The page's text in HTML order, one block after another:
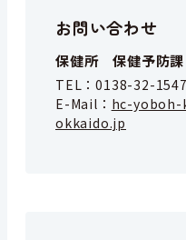
お問い合わせ
保健所 保健予防課
TEL：0138-32-1547
E-Mail： hc-yoboh-
okkaido.jp